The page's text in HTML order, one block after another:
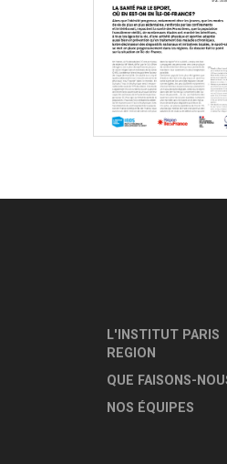
L'INSTITUT PARIS
REGION
QUE FAISONS-
NOS ÉQUIPES